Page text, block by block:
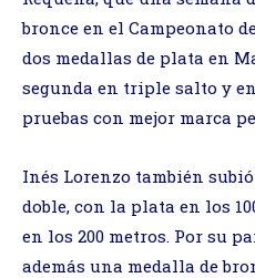
bronce en el Campeonato
dos medallas de plata en
segunda en triple salto y
pruebas con mejor marca
Inés Lorenzo también
doble, con la plata en los
en los 200 metros. Por su
además una medalla de